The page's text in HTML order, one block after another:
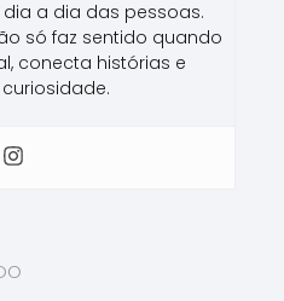
a dia das pessoas.
só faz sentido quando
conecta histórias e